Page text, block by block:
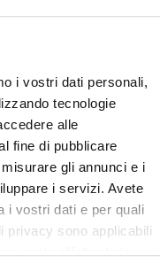
i vostri dati personali,
tecnologie
alle
fine di pubblicare
gli annunci e i
i servizi. Avete
i vostri dati e per quali
privacy sono applicabili
avete effettuato le
dalla fine del
economiche
l'effetto delle guerre